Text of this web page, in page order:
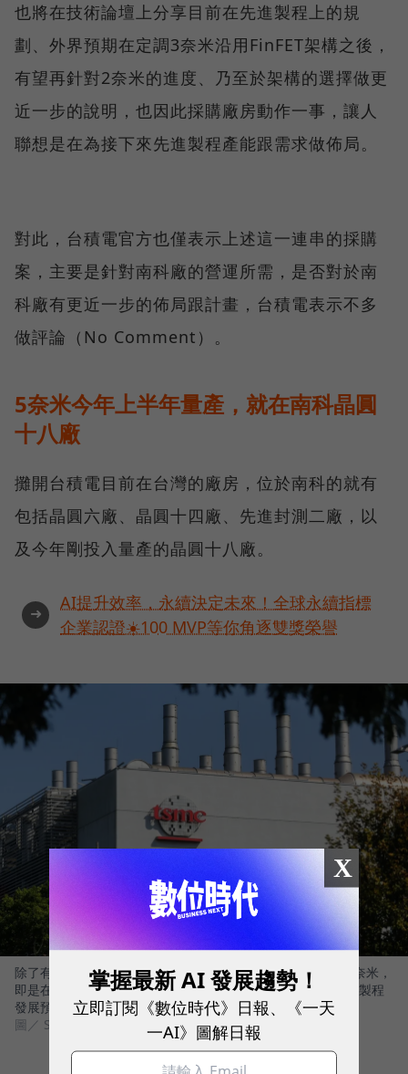
也將在技術論壇上分享目前在先進製程上的規
劃、外界預期在定調3奈米沿用FinFET架構之後，
有望再針對2奈米的進度、乃至於架構的選擇做更
近一步的說明，也因此採購廠房動作一事，讓人
聯想是在為接下來先進製程產能跟需求做佈局。
對此，台積電官方也僅表示上述這一連串的採購
案，主要是針對南科廠的營運所需，是否對於南
科廠有更近一步的佈局跟計畫，台積電表示不多
做評論（No Comment）。
5奈米今年上半年量產，就在南科晶圓
十八廠
攤開台積電目前在台灣的廠房，位於南科的就有
包括晶圓六廠、晶圓十四廠、先進封測二廠，以
及今年剛投入量產的晶圓十八廠。
➜
AI提升效率，永續決定未來！全球永續指標
企業認證☀️100 MVP等你角逐雙獎榮譽
除了有晶圓六廠、晶圓十四廠外，今年上半年剛進入量產的5奈米，
即是在南科晶圓十八廠生產，同時晶圓十八廠也為了未來先進製程
發展預留部分產能，作為研發用途。
圖／ Shutterstock
X
掌握最新 AI 發展趨勢！
立即訂閱《數位時代》日報、《一天
一AI》圖解日報